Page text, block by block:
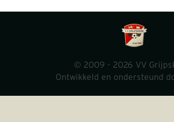
© 2009 - 2026 VV
Ontwikkeld en ondersteund